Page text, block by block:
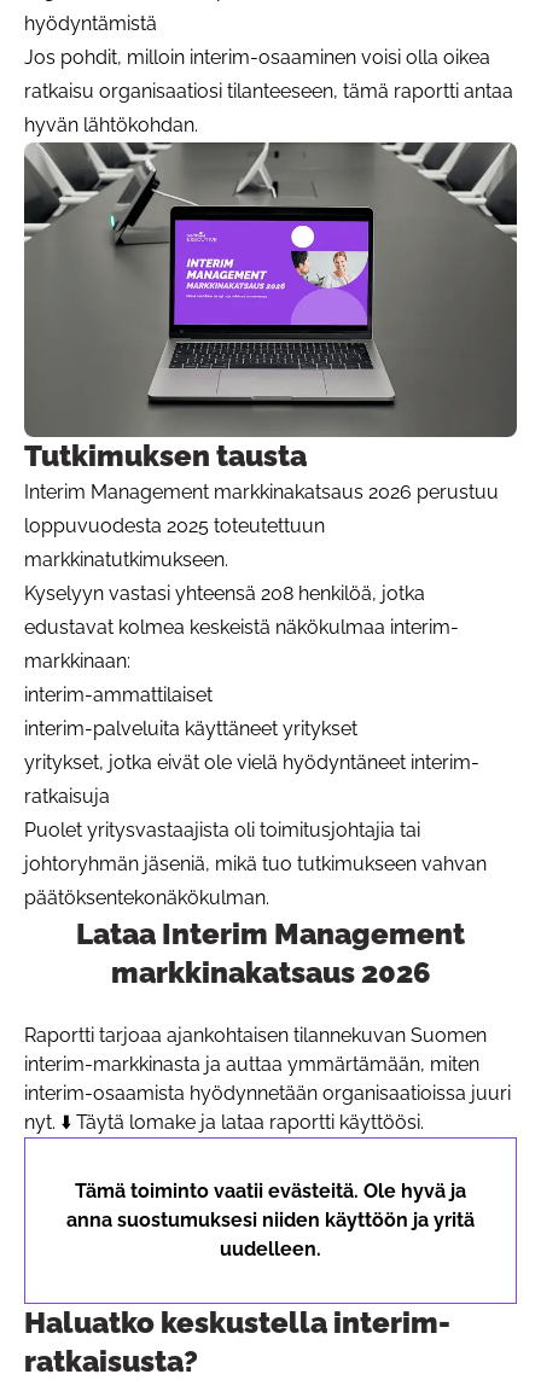
hyödyntämistä
Jos pohdit, milloin interim-osaaminen voisi olla oikea
ratkaisu organisaatiosi tilanteeseen, tämä raportti antaa
hyvän lähtökohdan.
Tutkimuksen tausta
Interim Management markkinakatsaus 2026 perustuu
loppuvuodesta 2025 toteutettuun
markkinatutkimukseen.
Kyselyyn vastasi yhteensä 208 henkilöä, jotka
edustavat kolmea keskeistä näkökulmaa interim-
markkinaan:
interim-ammattilaiset
interim-palveluita käyttäneet yritykset
yritykset, jotka eivät ole vielä hyödyntäneet interim-
ratkaisuja
Puolet yritysvastaajista oli toimitusjohtajia tai
johtoryhmän jäseniä, mikä tuo tutkimukseen vahvan
päätöksentekonäkökulman.
Lataa Interim Management
markkinakatsaus 2026
Raportti tarjoaa ajankohtaisen tilannekuvan Suomen
interim-markkinasta ja auttaa ymmärtämään, miten
interim-osaamista hyödynnetään organisaatioissa juuri
nyt. ⬇️ Täytä lomake ja lataa raportti käyttöösi.
Tämä toiminto vaatii evästeitä. Ole hyvä ja
anna suostumuksesi niiden käyttöön ja yritä
uudelleen.
Haluatko keskustella interim-
ratkaisusta?